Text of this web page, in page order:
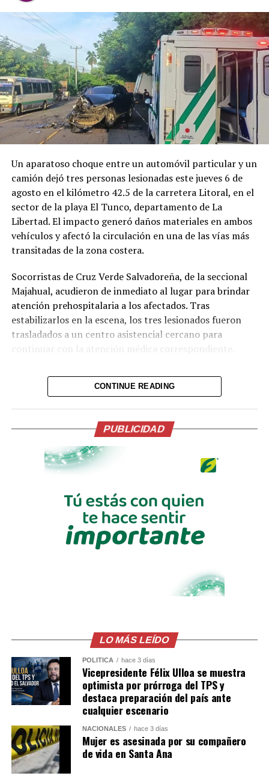
Comparte esto:
Facebook
Me gusta esto:
Según datos del Observatorio Nacional de Seguridad
Vial, entre el 1 de enero y el 4 de agosto de 2026 se han
registrado 13,494 accidentes de tránsito, con 9,372
personas lesionadas y 865 fallecidas. Las principales
causas continúan siendo la distracción del conductor, la
invasión de carril, el no respeto a las señales
prioritarias, no guardar la distancia de seguridad y la
velocidad inadecuada.
Me gusta esto:
Un aparatoso choque entre un automóvil particular y un
camión dejó tres personas lesionadas este jueves 6 de
agosto en el kilómetro 42.5 de la carretera Litoral, en el
sector de la playa El Tunco, departamento de La
Libertad. El impacto generó daños materiales en ambos
vehículos y afectó la circulación en una de las vías más
transitadas de la zona costera.
Socorristas de Cruz Verde Salvadoreña, de la seccional
Majahual, acudieron de inmediato al lugar para brindar
atención prehospitalaria a los afectados. Tras
estabilizarlos en la escena, los tres lesionados fueron
trasladados a un centro asistencial cercano para
continuar con la atención médica correspondiente.
El accidente provocó restricciones temporales en el
tráfico, ya que el vehículo particular quedó bloqueando
carretera. Las autoridades recomendaron a los
conductores extremar precauciones en la zona mientras
se normalizaba el paso vehicular.
Hasta el momento no se han dado a conocer las causas
El siniestro se suma a los accidentes reportados en la
carretera Litoral, una ruta de alto flujo turístico y
comercial que exige mayor atención de los conductores,
especialmente en horarios de mayor afluencia.
CONTINUE READING
PUBLICIDAD
LO MÁS LEÍDO
POLÍTICA hace 3 días
Vicepresidente Félix Ulloa se muestra
optimista por prórroga del TPS y
destaca preparación del país ante
cualquier escenario
NACIONALES hace 3 días
Mujer es asesinada por su compañero
de vida en Santa Ana